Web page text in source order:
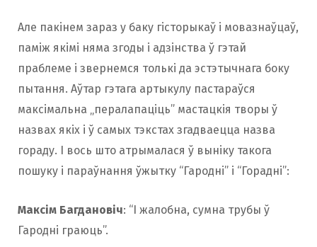
Але пакінем зараз у баку гісторыкаў і мовазнаўцаў,
паміж якімі няма згоды і адзінства ў гэтай
праблеме і звернемся толькі да эстэтычнага боку
пытання. Аўтар гэтага артыкулу пастараўся
максімальна „пералапаціць” мастацкія творы ў
назвах якіх і ў самых тэкстах згадваецца назва
гораду. І вось што атрымалася ў выніку такога
пошуку і параўнання ўжытку “Гародні” і “Горадні”:
Максім Багдановіч: “І жалобна, сумна трубы ў
Гародні граюць”.